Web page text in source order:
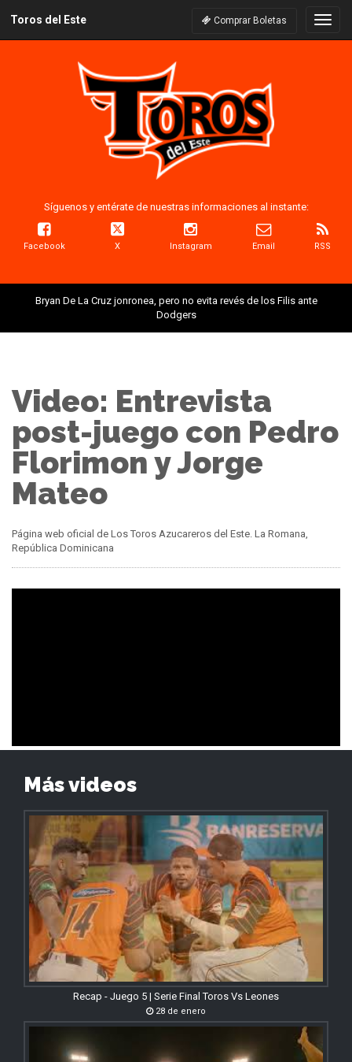
Toros del Este Comprar Boletas
Síguenos y entérate de nuestras informaciones al instante:
Facebook X Instagram Email RSS
Bryan De La Cruz jonronea, pero no evita revés de los Filis ante
Dodgers
Video: Entrevista
post-juego con Pedro
Florimon y Jorge
Mateo
Página web oficial de Los Toros Azucareros del Este. La Romana,
República Dominicana
Más videos
Recap - Juego 5 | Serie Final Toros Vs Leones
28 de enero